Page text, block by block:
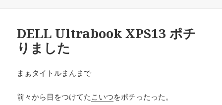
DELL Ultrabook XPS13 ポチ
りました
まぁタイトルまんまで
前々から目をつけてた こいつをポチったった。